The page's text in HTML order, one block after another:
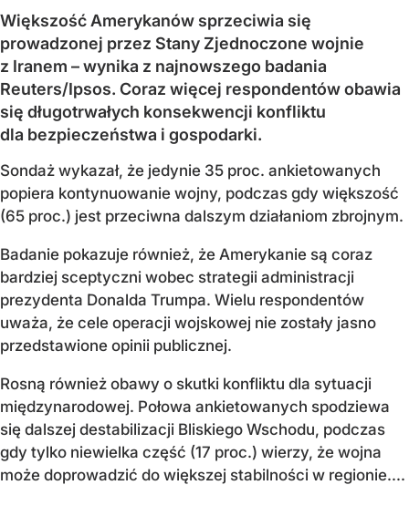
Większość Amerykanów sprzeciwia się
prowadzonej przez Stany Zjednoczone wojnie
z Iranem – wynika z najnowszego badania
Reuters/Ipsos. Coraz więcej respondentów obawia
się długotrwałych konsekwencji konfliktu
dla bezpieczeństwa i gospodarki.
Sondaż wykazał, że jedynie 35 proc. ankietowanych
popiera kontynuowanie wojny, podczas gdy większość
(65 proc.) jest przeciwna dalszym działaniom zbrojnym.
Badanie pokazuje również, że Amerykanie są coraz
bardziej sceptyczni wobec strategii administracji
prezydenta Donalda Trumpa. Wielu respondentów
uważa, że cele operacji wojskowej nie zostały jasno
przedstawione opinii publicznej.
Rosną również obawy o skutki konfliktu dla sytuacji
międzynarodowej. Połowa ankietowanych spodziewa
się dalszej destabilizacji Bliskiego Wschodu, podczas
gdy tylko niewielka część (17 proc.) wierzy, że wojna
może doprowadzić do większej stabilności w regionie....